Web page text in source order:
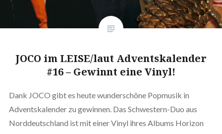
JOCO im LEISE/laut Adventskalender
#16 – Gewinnt eine Vinyl!
Dank JOCO gibt es heute wunderschöne Popmusik in
Adventskalender zu gewinnen. Das Schwestern-Duo aus
Norddeutschland ist mit einer Vinyl ihres Albums Horizon